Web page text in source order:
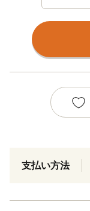
支払い方法